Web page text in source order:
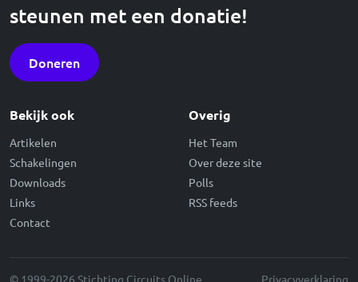
steunen met een donatie!
Doneren
Bekijk ook
Artikelen
Schakelingen
Downloads
Links
Contact
Overig
Het Team
Over deze site
Polls
RSS feeds
© 1999-2026 Stichting Circuits Online Privacyverklaring